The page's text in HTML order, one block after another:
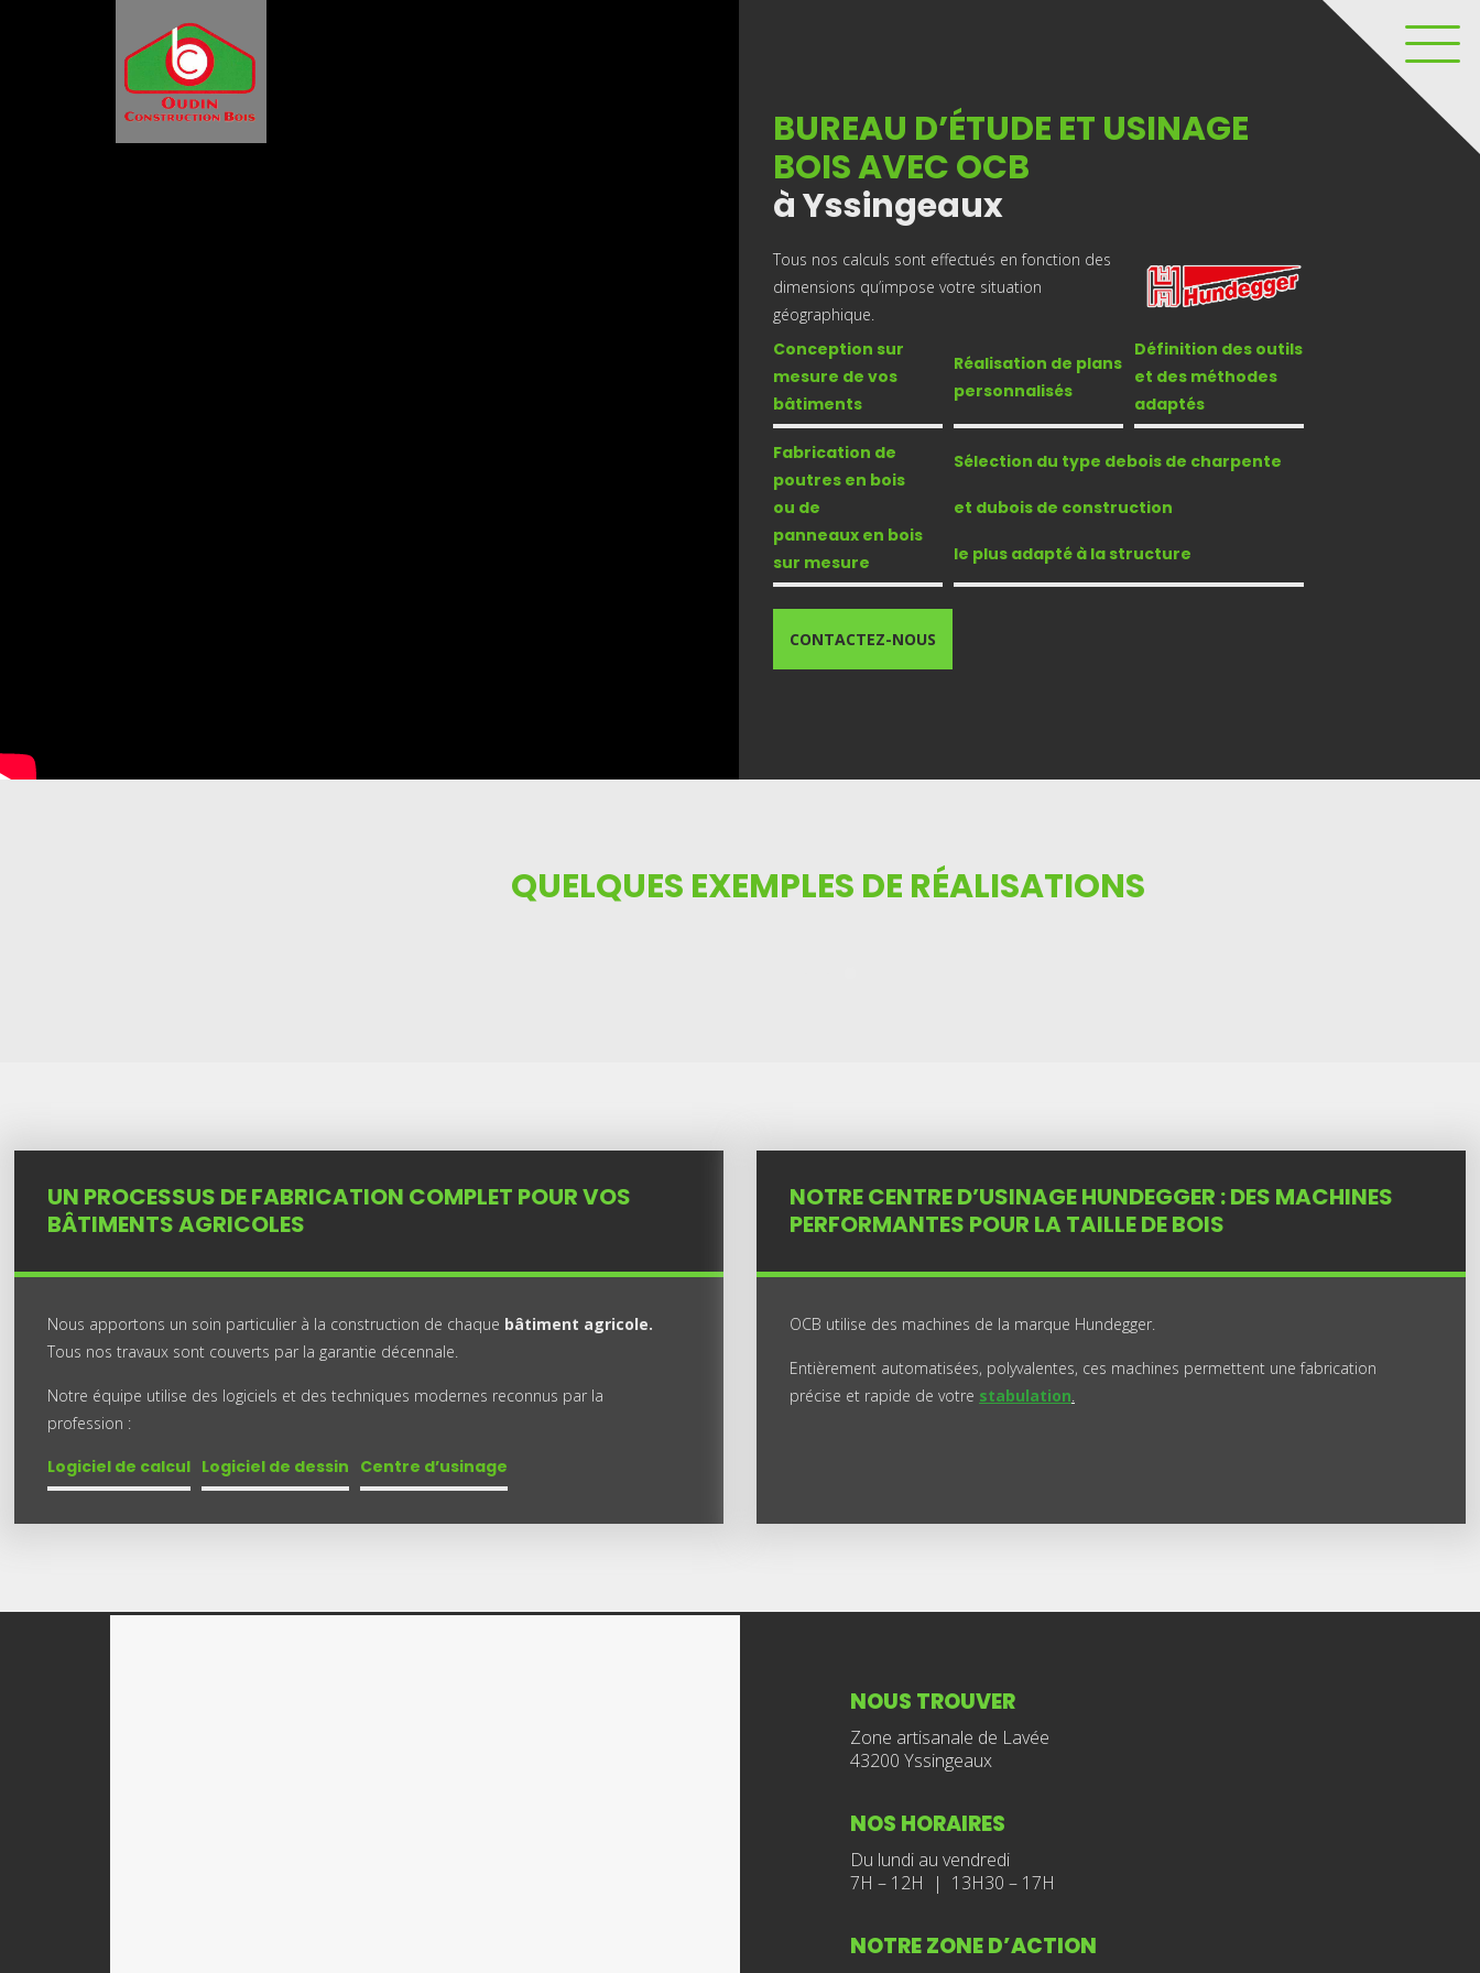
BUREAU D’ÉTUDE ET USINAGE
BOIS AVEC OCB
à Yssingeaux
Tous nos calculs sont effectués en fonction des
dimensions qu’impose votre situation
géographique.
Conception sur
mesure de vos
bâtiments
Réalisation de plans
personnalisés
Définition des outils
et des méthodes
adaptés
Fabrication de
poutres en bois
ou de
panneaux en bois
sur mesure
Sélection du type debois de charpente
et dubois de construction
le plus adapté à la structure
CONTACTEZ-NOUS
QUELQUES EXEMPLES DE RÉALISATIONS
UN PROCESSUS DE FABRICATION COMPLET POUR VOS
BÂTIMENTS AGRICOLES
Nous apportons un soin particulier à la construction de chaque bâtiment agricole.
Tous nos travaux sont couverts par la garantie décennale.
Notre équipe utilise des logiciels et des techniques modernes reconnus par la
profession :
Logiciel de calcul Logiciel de dessin Centre d’usinage
NOTRE CENTRE D’USINAGE HUNDEGGER : DES MACHINES
PERFORMANTES POUR LA TAILLE DE BOIS
OCB utilise des machines de la marque Hundegger.
Entièrement automatisées, polyvalentes, ces machines permettent une fabrication
précise et rapide de votre stabulation.
NOUS TROUVER
Zone artisanale de Lavée
43200 Yssingeaux
NOS HORAIRES
Du lundi au vendredi
7H – 12H | 13H30 – 17H
NOTRE ZONE D’ACTION